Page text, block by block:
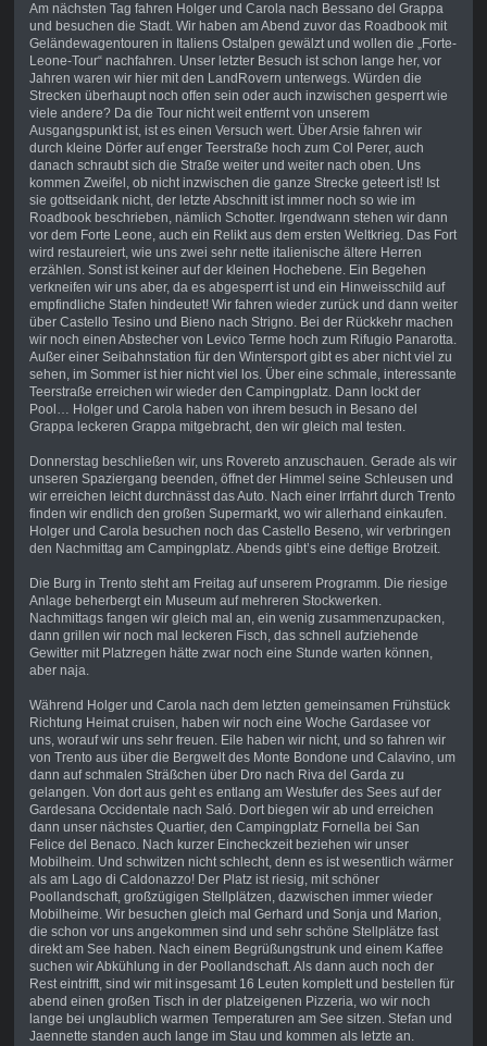
Am nächsten Tag fahren Holger und Carola nach Bessano del Grappa
und besuchen die Stadt. Wir haben am Abend zuvor das Roadbook mit
Geländewagentouren in Italiens Ostalpen gewälzt und wollen die „Forte-
Leone-Tour“ nachfahren. Unser letzter Besuch ist schon lange her, vor
Jahren waren wir hier mit den LandRovern unterwegs. Würden die
Strecken überhaupt noch offen sein oder auch inzwischen gesperrt wie
viele andere? Da die Tour nicht weit entfernt von unserem
Ausgangspunkt ist, ist es einen Versuch wert. Über Arsie fahren wir
durch kleine Dörfer auf enger Teerstraße hoch zum Col Perer, auch
danach schraubt sich die Straße weiter und weiter nach oben. Uns
kommen Zweifel, ob nicht inzwischen die ganze Strecke geteert ist! Ist
sie gottseidank nicht, der letzte Abschnitt ist immer noch so wie im
Roadbook beschrieben, nämlich Schotter. Irgendwann stehen wir dann
vor dem Forte Leone, auch ein Relikt aus dem ersten Weltkrieg. Das Fort
wird restaureiert, wie uns zwei sehr nette italienische ältere Herren
erzählen. Sonst ist keiner auf der kleinen Hochebene. Ein Begehen
verkneifen wir uns aber, da es abgesperrt ist und ein Hinweisschild auf
empfindliche Stafen hindeutet! Wir fahren wieder zurück und dann weiter
über Castello Tesino und Bieno nach Strigno. Bei der Rückkehr machen
wir noch einen Abstecher von Levico Terme hoch zum Rifugio Panarotta.
Außer einer Seibahnstation für den Wintersport gibt es aber nicht viel zu
sehen, im Sommer ist hier nicht viel los. Über eine schmale, interessante
Teerstraße erreichen wir wieder den Campingplatz. Dann lockt der
Pool… Holger und Carola haben von ihrem besuch in Besano del
Grappa leckeren Grappa mitgebracht, den wir gleich mal testen.
Donnerstag beschließen wir, uns Rovereto anzuschauen. Gerade als wir
unseren Spaziergang beenden, öffnet der Himmel seine Schleusen und
wir erreichen leicht durchnässt das Auto. Nach einer Irrfahrt durch Trento
finden wir endlich den großen Supermarkt, wo wir allerhand einkaufen.
Holger und Carola besuchen noch das Castello Beseno, wir verbringen
den Nachmittag am Campingplatz. Abends gibt’s eine deftige Brotzeit.
Die Burg in Trento steht am Freitag auf unserem Programm. Die riesige
Anlage beherbergt ein Museum auf mehreren Stockwerken.
Nachmittags fangen wir gleich mal an, ein wenig zusammenzupacken,
dann grillen wir noch mal leckeren Fisch, das schnell aufziehende
Gewitter mit Platzregen hätte zwar noch eine Stunde warten können,
aber naja.
Während Holger und Carola nach dem letzten gemeinsamen Frühstück
Richtung Heimat cruisen, haben wir noch eine Woche Gardasee vor
uns, worauf wir uns sehr freuen. Eile haben wir nicht, und so fahren wir
von Trento aus über die Bergwelt des Monte Bondone und Calavino, um
dann auf schmalen Sträßchen über Dro nach Riva del Garda zu
gelangen. Von dort aus geht es entlang am Westufer des Sees auf der
Gardesana Occidentale nach Saló. Dort biegen wir ab und erreichen
dann unser nächstes Quartier, den Campingplatz Fornella bei San
Felice del Benaco. Nach kurzer Eincheckzeit beziehen wir unser
Mobilheim. Und schwitzen nicht schlecht, denn es ist wesentlich wärmer
als am Lago di Caldonazzo! Der Platz ist riesig, mit schöner
Poollandschaft, großzügigen Stellplätzen, dazwischen immer wieder
Mobilheime. Wir besuchen gleich mal Gerhard und Sonja und Marion,
die schon vor uns angekommen sind und sehr schöne Stellplätze fast
direkt am See haben. Nach einem Begrüßungstrunk und einem Kaffee
suchen wir Abkühlung in der Poollandschaft. Als dann auch noch der
Rest eintrifft, sind wir mit insgesamt 16 Leuten komplett und bestellen für
abend einen großen Tisch in der platzeigenen Pizzeria, wo wir noch
lange bei unglaublich warmen Temperaturen am See sitzen. Stefan und
Jaennette standen auch lange im Stau und kommen als letzte an.